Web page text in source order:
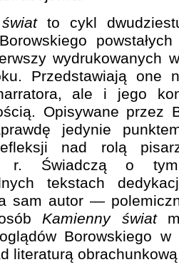
to cykl
wydrukowanych
Przedstawiają one
ale i jego
Opisywane przez
jedynie
nad rolą
Świadczą o tym
tekstach
sam autor —
Kamienny świat
Borowskiego
literaturą